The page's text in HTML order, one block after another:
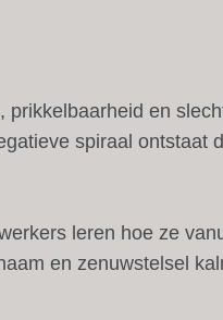
prikkelbaarheid en
spiraal ontstaat
leren hoe ze
en zenuwstelsel